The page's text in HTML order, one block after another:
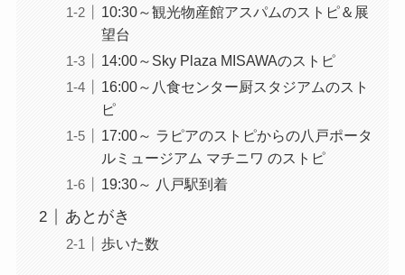
10:30～観光物産館アスパムのストピ＆展
望台
14:00～Sky Plaza MISAWAのストピ
16:00～八食センター厨スタジアムのスト
ピ
17:00～ ラピアのストピからの八戸ポータ
ルミュージアム マチニワ のストピ
19:30～ 八戸駅到着
あとがき
歩いた数